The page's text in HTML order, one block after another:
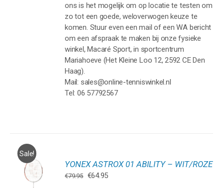
ons is het mogelijk om op locatie te testen om
zo tot een goede, weloverwogen keuze te
komen. Stuur even een mail of een WA bericht
om een afspraak te maken bij onze fysieke
winkel, Macaré Sport, in sportcentrum
Mariahoeve (Het Kleine Loo 12, 2592 CE Den
Haag).
Mail: sales@online-tenniswinkel.nl
Tel: 06 57792567
Sale!
YONEX ASTROX 01 ABILITY – WIT/ROZE
€79.95
Oorspronkelijke
€64.95Huidige